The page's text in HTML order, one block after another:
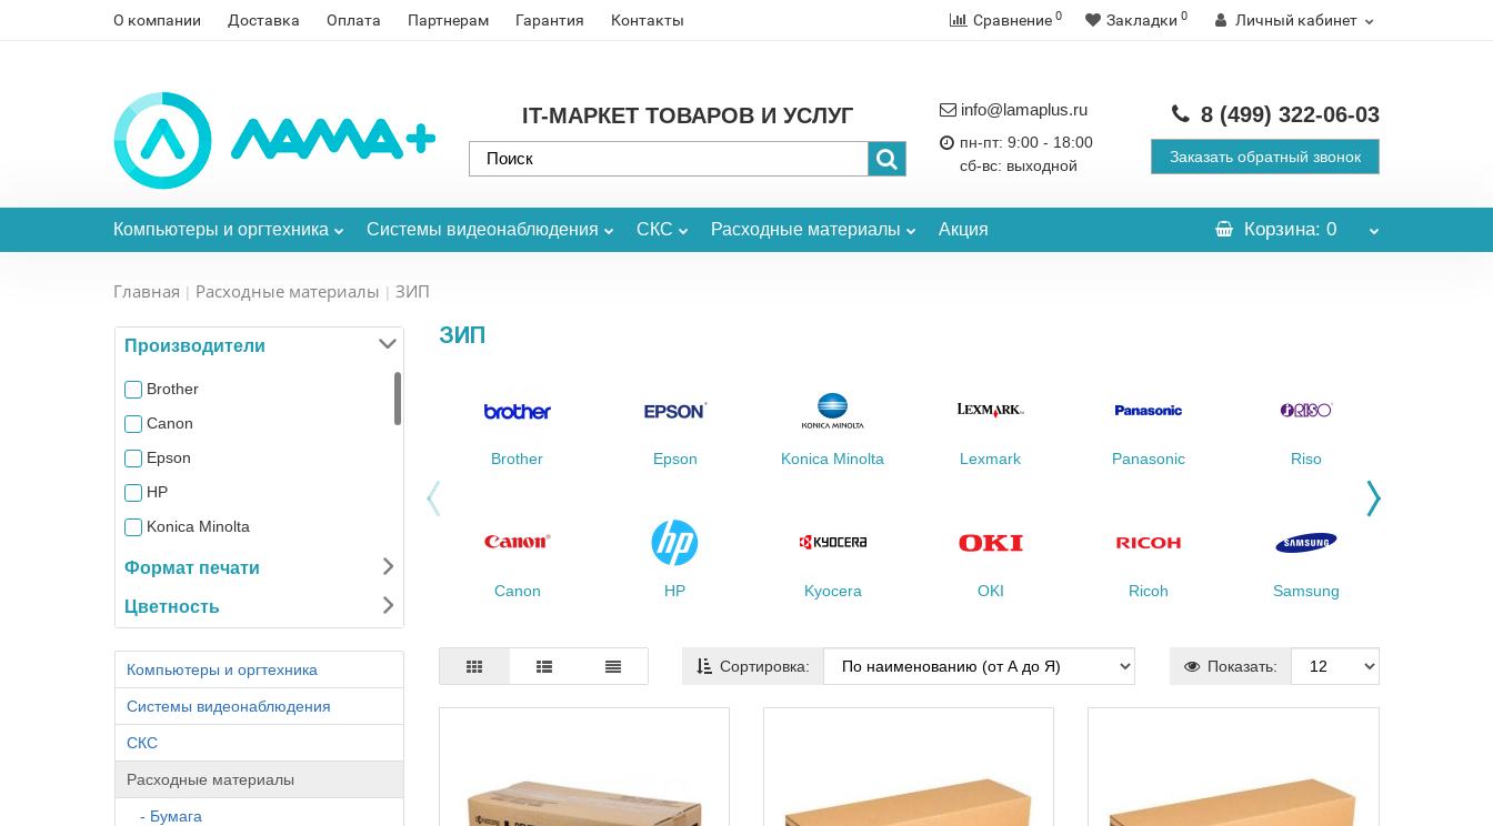
О компании Доставка Оплата Партнерам Гарантия Контакты Сравнение 0 Закладки 0 Личный кабинет
IT-МАРКЕТ ТОВАРОВ И УСЛУГ info@lamaplus.ru
пн-пт: 9:00 - 18:00
сб-вс: выходной
8 (499) 322-06-03
Заказать обратный звонок
Компьютеры и оргтехника Системы видеонаблюдения СКС Расходные материалы Акция Корзина: 0
Главная Расходные материалы ЗИП
Производители
Brother
Canon
Epson
HP
Konica Minolta
Kyocera
OKI
Panasonic
Sharp
Формат печати
Цветность
Компьютеры и оргтехника
Системы видеонаблюдения
СКС
Расходные материалы
- Бумага
ЗИП
Brother
Canon
Epson
HP
Konica Minolta
Kyocera
Lexmark
OKI
Panasonic
Ricoh
Riso
Samsung
Сортировка: Показать: